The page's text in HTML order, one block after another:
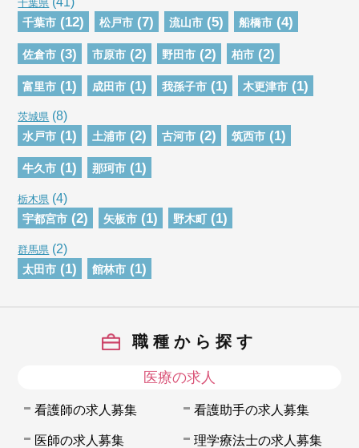
千葉県
千葉市 (12) 松戸市 (7) 流山市 (5) 船橋市 (4)
佐倉市 (3) 市原市 (2) 野田市 (2) 柏市 (2)
富里市 (1) 成田市 (1) 我孫子市 (1) 木更津市 (1)
茨城県 (8)
水戸市 (1) 土浦市 (2) 古河市 (2) 筑西市 (1)
牛久市 (1) 那珂市 (1)
栃木県 (4)
宇都宮市 (2) 矢板市 (1) 野木町 (1)
群馬県 (2)
太田市 (1) 館林市 (1)
職種から探す
医療の求人
看護師の求人募集 看護助手の求人募集
医師の求人募集 理学療法士の求人募集